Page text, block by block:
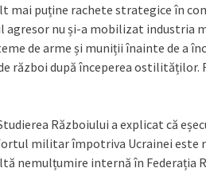
mai puține rachete strategice în
agresor nu și-a mobilizat industria
de arme și muniții înainte de a
război după începerea ostilităților.
Războiului a explicat că
militar împotriva Ucrainei
nemulțumire internă în Federația